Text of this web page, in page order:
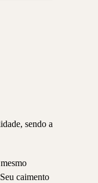
sendo a
caimento